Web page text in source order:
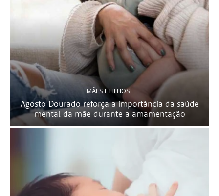
MÃES E FILHOS
Agosto Dourado reforça a importância da saúde
mental da mãe durante a amamentação